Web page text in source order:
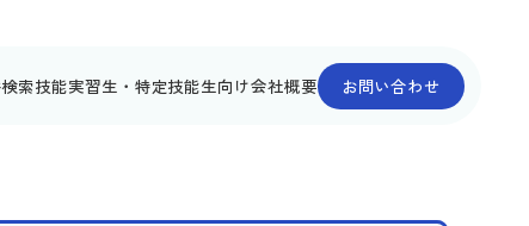
索技能実習生・特定技能生向け会社概要 お問い合わせ